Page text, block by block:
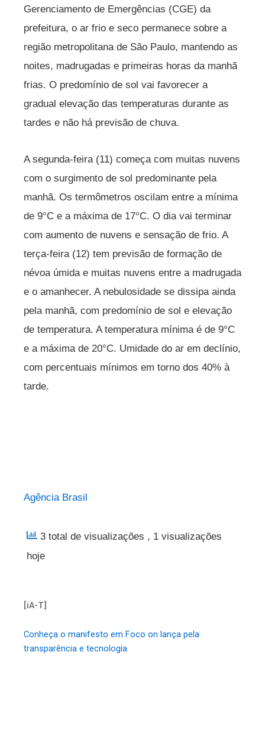
Gerenciamento de Emergências (CGE) da
prefeitura, o ar frio e seco permanece sobre a
região metropolitana de São Paulo, mantendo as
noites, madrugadas e primeiras horas da manhã
frias. O predomínio de sol vai favorecer a
gradual elevação das temperaturas durante as
tardes e não há previsão de chuva.
A segunda-feira (11) começa com muitas nuvens
com o surgimento de sol predominante pela
manhã. Os termômetros oscilam entre a mínima
de 9°C e a máxima de 17°C. O dia vai terminar
com aumento de nuvens e sensação de frio. A
terça-feira (12) tem previsão de formação de
névoa úmida e muitas nuvens entre a madrugada
e o amanhecer. A nebulosidade se dissipa ainda
pela manhã, com predomínio de sol e elevação
de temperatura. A temperatura mínima é de 9°C
e a máxima de 20°C. Umidade do ar em declínio,
com percentuais mínimos em torno dos 40% à
tarde.
Agência Brasil
3 total de visualizações , 1 visualizações
hoje
[iA-T]
Conheça o manifesto em Foco on lança pela
transparência e tecnologia